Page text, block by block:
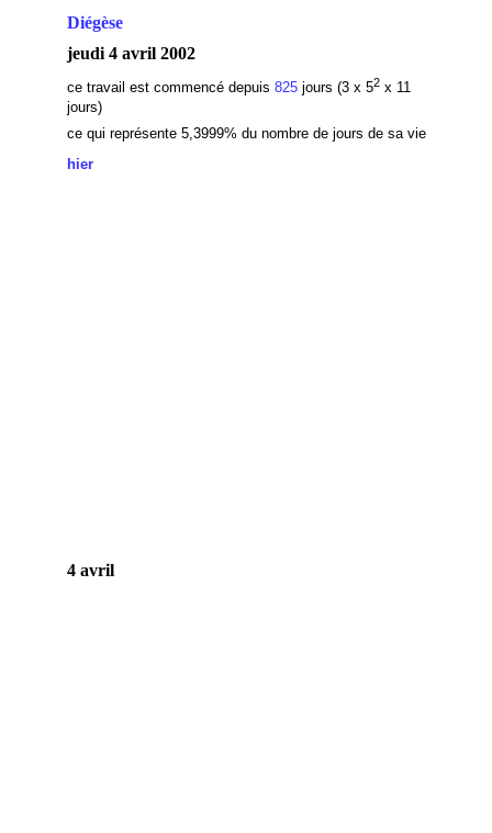
Diégèse
jeudi 4 avril 2002
ce travail est commencé depuis 825jours (3 x 52x 11
jours)
ce qui représente 5,3999% du nombre de jours de sa vie
hier
4 avril